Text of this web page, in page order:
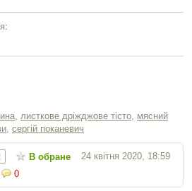
, листкове дріжджове тісто, мясний
, сергiй поканевич
0
24 квітня 2020, 18:59
В обране